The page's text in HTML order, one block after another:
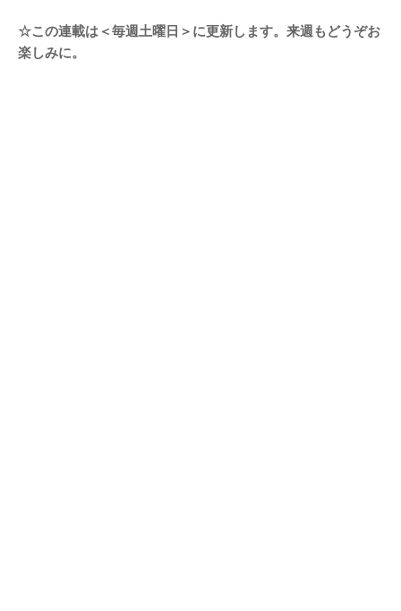
☆この連載は＜毎週土曜日＞に更新します。来週もどうぞお
楽しみに。